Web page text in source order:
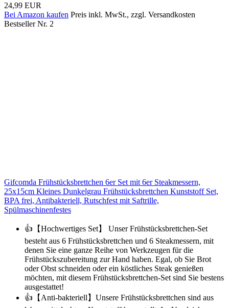
24,99 EUR
Bei Amazon kaufen Preis inkl. MwSt., zzgl. Versandkosten
Bestseller Nr. 2
Gifcomda Frühstücksbrettchen 6er Set mit 6er Steakmessern,
25x15cm Kleines Dunkelgrau Frühstücksbrettchen Kunststoff Set,
BPA frei, Antibakteriell, Rutschfest mit Saftrille,
Spülmaschinenfestes
👍【Hochwertiges Set】 Unser Frühstücksbrettchen-Set
besteht aus 6 Frühstücksbrettchen und 6 Steakmessern, mit
denen Sie eine ganze Reihe von Werkzeugen für die
Frühstückszubereitung zur Hand haben. Egal, ob Sie Brot
oder Obst schneiden oder ein köstliches Steak genießen
möchten, mit diesem Frühstücksbrettchen-Set sind Sie bestens
ausgestattet!
👍【Anti-bakteriell】Unsere Frühstücksbrettchen sind aus